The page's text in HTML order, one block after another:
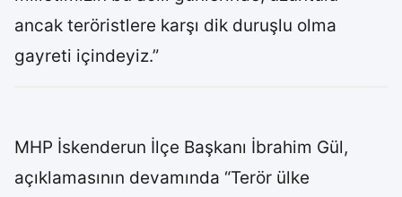
ancak teröristlere karşı dik duruşlu olma
gayreti içindeyiz.”
MHP İskenderun İlçe Başkanı İbrahim Gül,
açıklamasının devamında “Terör ülke